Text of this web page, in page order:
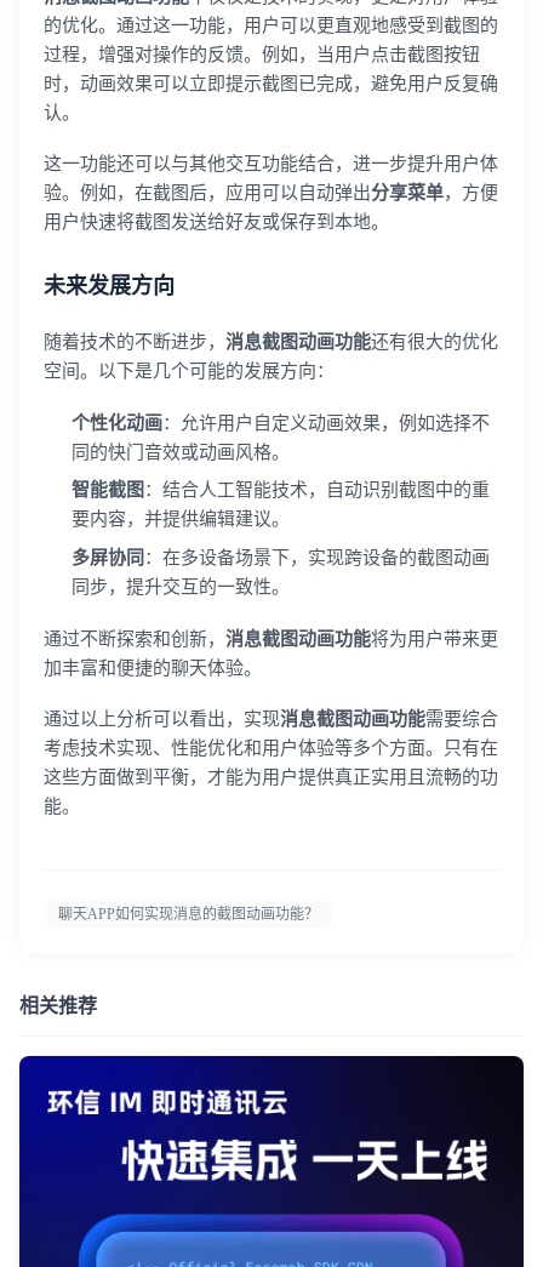
的优化。通过这一功能，用户可以更直观地感受到截图的
过程，增强对操作的反馈。例如，当用户点击截图按钮
时，动画效果可以立即提示截图已完成，避免用户反复确
认。
这一功能还可以与其他交互功能结合，进一步提升用户体
验。例如，在截图后，应用可以自动弹出分享菜单，方便
用户快速将截图发送给好友或保存到本地。
未来发展方向
随着技术的不断进步， 消息截图动画功能还有很大的优化
空间。以下是几个可能的发展方向：
个性化动画：允许用户自定义动画效果，例如选择不
同的快门音效或动画风格。
智能截图 ：结合人工智能技术，自动识别截图中的重
要内容，并提供编辑建议。
多屏协同 ：在多设备场景下，实现跨设备的截图动画
同步，提升交互的一致性。
通过不断探索和创新， 消息截图动画功能将为用户带来更
加丰富和便捷的聊天体验。
通过以上分析可以看出，实现消息截图动画功能需要综合
考虑技术实现、性能优化和用户体验等多个方面。只有在
这些方面做到平衡，才能为用户提供真正实用且流畅的功
能。
聊天APP如何实现消息的截图动画功能？
相关推荐
不了，谢谢
登录客服云